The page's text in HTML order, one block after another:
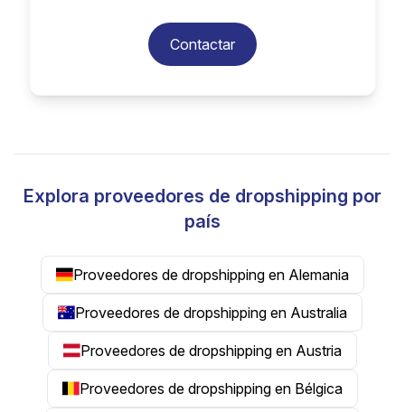
Contactar
Explora proveedores de dropshipping por
país
Proveedores de dropshipping en Alemania
Proveedores de dropshipping en Australia
Proveedores de dropshipping en Austria
Proveedores de dropshipping en Bélgica